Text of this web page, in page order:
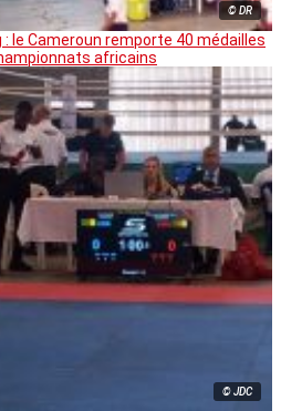
© DR
: le Cameroun remporte 40 médailles
africains
© JDC